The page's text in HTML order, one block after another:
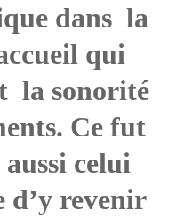
dans la
qui
la sonorité
Ce fut
celui
d’y revenir